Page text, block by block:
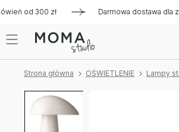
od 300 zł Darmowa dostawa dla
Strona główna OŚWIETLENIE Lampy